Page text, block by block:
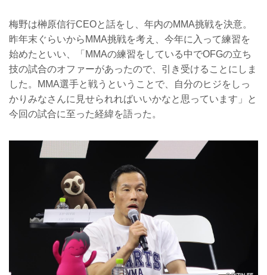
梅野は榊原信行CEOと話をし、年内のMMA挑戦を決意。
昨年末ぐらいからMMA挑戦を考え、今年に入って練習を
始めたといい、「MMAの練習をしている中でOFGの立ち
技の試合のオファーがあったので、引き受けることにしま
した。MMA選手と戦うということで、自分のヒジをしっ
かりみなさんに見せられればいいかなと思っています」と
今回の試合に至った経緯を語った。